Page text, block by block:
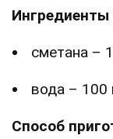
Ингредиенты
сметана –
вода – 100
Способ